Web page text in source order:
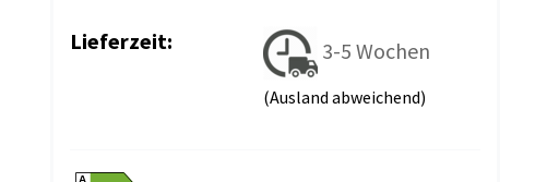
Lieferzeit: 3-5 Wochen
(Ausland abweichend)
A